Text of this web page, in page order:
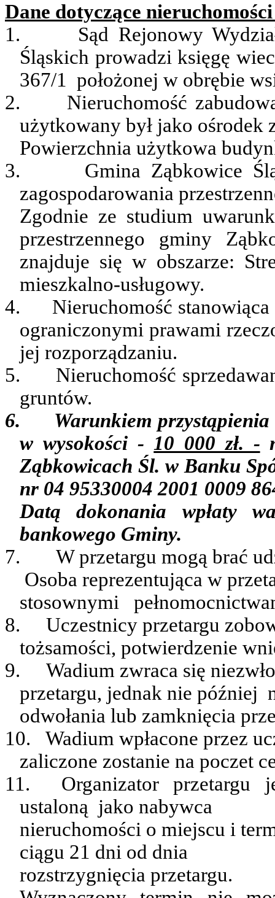
Dane dotyczące
1.
Sąd Rejonowy
Śląskich prowadzi księgę
367/1 położonej w obrębie
2.
Nieruchomość
użytkowany był jako ośrodek
Powierzchnia użytkowa
3.
Gmina Ząbkowice
zagospodarowania
Zgodnie ze studium
przestrzennego gminy
znajduje się w obszarze:
mieszkalno-usługowy.
4.
Nieruchomość
ograniczonymi prawami
jej rozporządzaniu.
5.
Nieruchomość
gruntów.
6.
Warunkiem
w wysokości - 10 000 zł. -
Ząbkowicach Śl. w Banku
nr 04 95330004 2001 0009
Datą dokonania wpłaty
bankowego Gminy.
7.
W przetargu mogą brać
Osoba reprezentująca w
stosownymi
8.
Uczestnicy przetargu
tożsamości, potwierdzenie
9.
Wadium zwraca się
przetargu, jednak nie później
odwołania lub zamknięcia
10.
Wadium wpłacone przez
zaliczone zostanie na poczet
11.
Organizator przetargu
ustaloną jako nabywca
nieruchomości o miejscu i
ciągu 21 dni od dnia
rozstrzygnięcia przetargu.